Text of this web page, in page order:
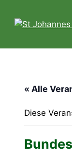
Inhalt
springen
« Alle
Diese